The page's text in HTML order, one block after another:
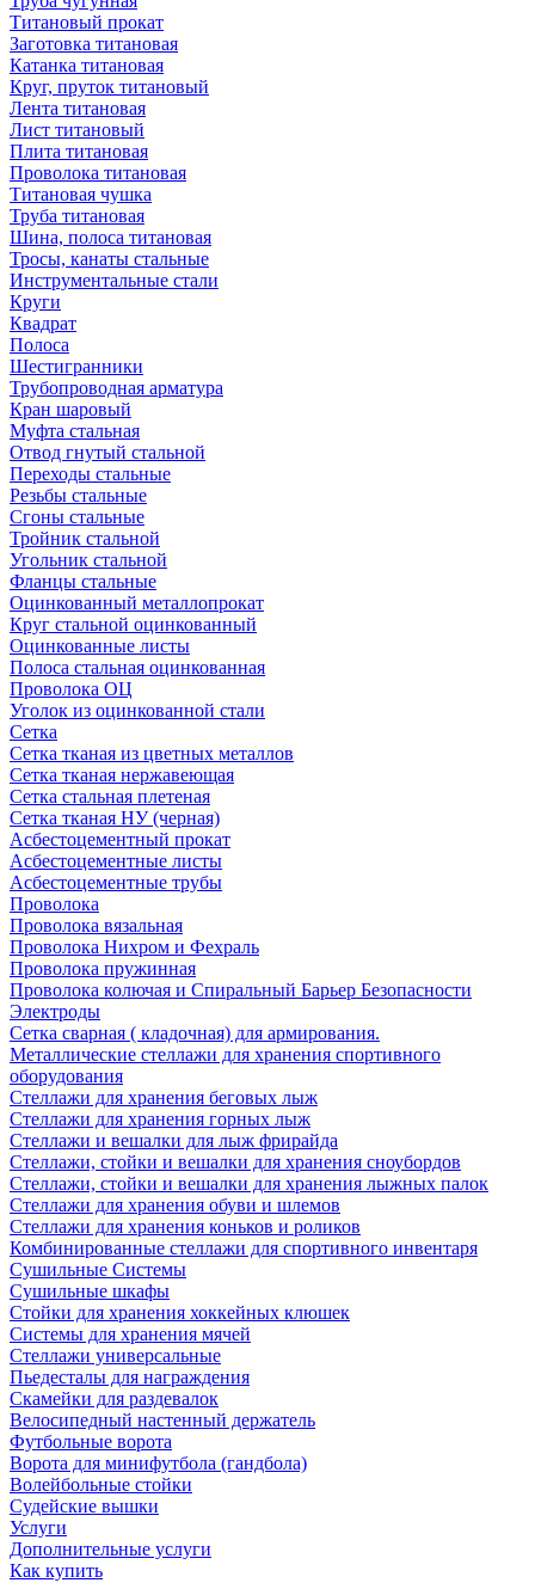
Титановый прокат
Заготовка титановая
Катанка титановая
Круг, пруток титановый
Лента титановая
Лист титановый
Плита титановая
Проволока титановая
Титановая чушка
Труба титановая
Шина, полоса титановая
Тросы, канаты стальные
Инструментальные стали
Круги
Квадрат
Полоса
Шестигранники
Трубопроводная арматура
Кран шаровый
Муфта стальная
Отвод гнутый стальной
Переходы стальные
Резьбы стальные
Сгоны стальные
Тройник стальной
Угольник стальной
Фланцы стальные
Оцинкованный металлопрокат
Круг стальной оцинкованный
Оцинкованные листы
Полоса стальная оцинкованная
Проволока ОЦ
Уголок из оцинкованной стали
Сетка
Сетка тканая из цветных металлов
Сетка тканая нержавеющая
Сетка стальная плетеная
Сетка тканая НУ (черная)
Асбестоцементный прокат
Асбестоцементные листы
Асбестоцементные трубы
Проволока
Проволока вязальная
Проволока Нихром и Фехраль
Проволока пружинная
Проволока колючая и Спиральный Барьер Безопасности
Электроды
Сетка сварная ( кладочная) для армирования.
Металлические стеллажи для хранения спортивного
оборудования
Стеллажи для хранения беговых лыж
Стеллажи для хранения горных лыж
Стеллажи и вешалки для лыж фрирайда
Стеллажи, стойки и вешалки для хранения сноубордов
Стеллажи, стойки и вешалки для хранения лыжных палок
Стеллажи для хранения обуви и шлемов
Стеллажи для хранения коньков и роликов
Комбинированные стеллажи для спортивного инвентаря
Сушильные Системы
Сушильные шкафы
Стойки для хранения хоккейных клюшек
Системы для хранения мячей
Стеллажи универсальные
Пьедесталы для награждения
Скамейки для раздевалок
Велосипедный настенный держатель
Футбольные ворота
Ворота для минифутбола (гандбола)
Волейбольные стойки
Судейские вышки
Услуги
Дополнительные услуги
Как купить